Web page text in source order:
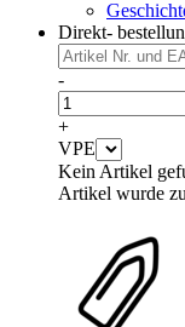
Direkt-
-
+
VPE
Kein Artikel
Artikel wurde